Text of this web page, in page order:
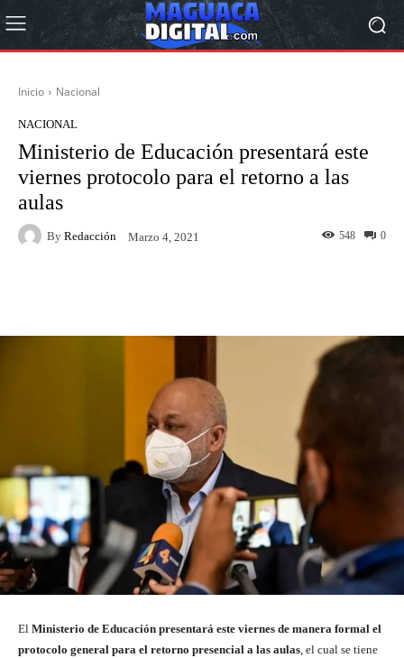
Inicio Nacional
NACIONAL
Ministerio de Educación presentará este
viernes protocolo para el retorno a las
aulas
By Redacción Marzo 4, 2021 0
548
El Ministerio de Educación presentará este viernes de manera formal el
protocolo general para el retorno presencial a las aulas, el cual se tiene